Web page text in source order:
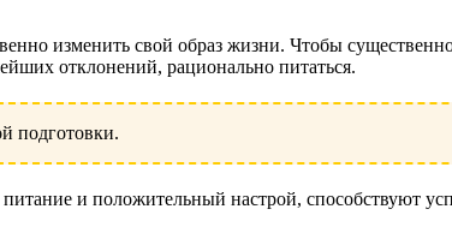
изменить свой образ жизни. Чтобы
отклонений, рационально питаться.
подготовки.
и положительный настрой, способствуют